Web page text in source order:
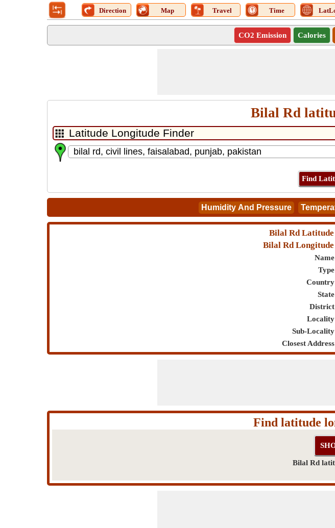
Direction Map Travel Time
CO2 Emission Calories
Bilal Rd
Bilal Rd
Bilal Rd
Sub-
Closest
Find latitude
Bilal Rd